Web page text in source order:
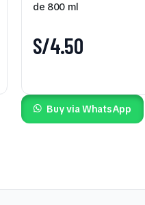
de 800 ml
S/4.50
Buy via WhatsApp